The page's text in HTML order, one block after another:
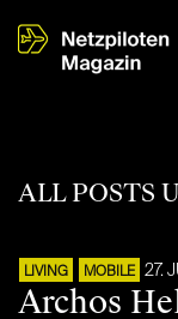
ALL POSTS
LIVING MOBILE 27.
Archos